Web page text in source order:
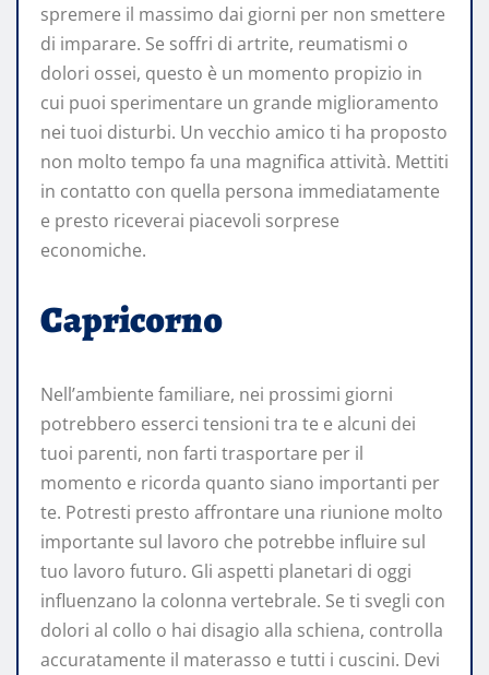
spremere il massimo dai giorni per non smettere
di imparare. Se soffri di artrite, reumatismi o
dolori ossei, questo è un momento propizio in
cui puoi sperimentare un grande miglioramento
nei tuoi disturbi. Un vecchio amico ti ha proposto
non molto tempo fa una magnifica attività. Mettiti
in contatto con quella persona immediatamente
e presto riceverai piacevoli sorprese
economiche.
Capricorno
Nell’ambiente familiare, nei prossimi giorni
potrebbero esserci tensioni tra te e alcuni dei
tuoi parenti, non farti trasportare per il
momento e ricorda quanto siano importanti per
te. Potresti presto affrontare una riunione molto
importante sul lavoro che potrebbe influire sul
tuo lavoro futuro. Gli aspetti planetari di oggi
influenzano la colonna vertebrale. Se ti svegli con
dolori al collo o hai disagio alla schiena, controlla
accuratamente il materasso e tutti i cuscini. Devi